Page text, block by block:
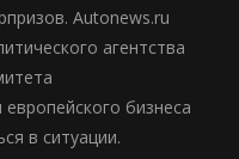
Autonews.ru
агентства
бизнеса
в ситуации.